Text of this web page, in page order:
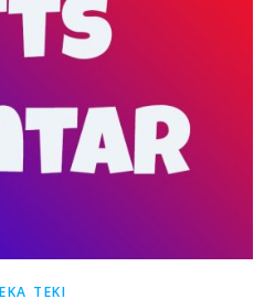
TEKI